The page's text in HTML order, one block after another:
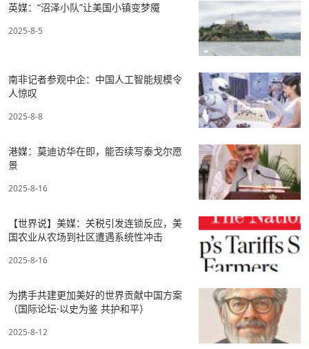
英媒：“沼泽小队”让美国小镇变梦魇
2025-8-5
南非记者参观中企：中国人工智能规模令
人惊叹
2025-8-8
港媒：莫迪访华在即，能否续写泰戈尔愿
景
2025-8-16
【世界说】美媒：关税引发连锁反应，美
国农业从农场到社区遭遇系统性冲击
2025-8-16
为携手共建更加美好的世界贡献中国方案
（国际论坛·以史为鉴 共护和平）
2025-8-12